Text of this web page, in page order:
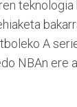
teknologia
A
NBAn ere